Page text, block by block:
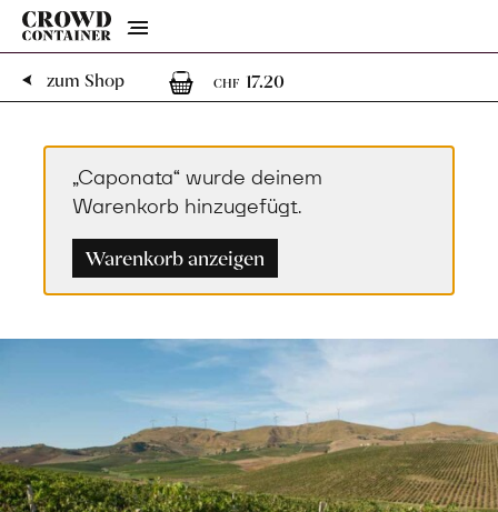
Menu
zum Shop
CHF 17.20
„Caponata“ wurde deinem
Warenkorb hinzugefügt.
Warenkorb anzeigen